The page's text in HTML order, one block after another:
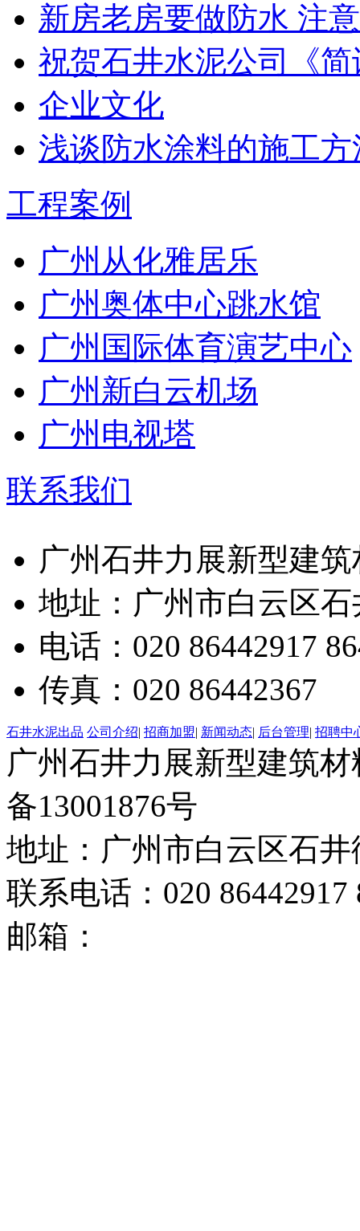
新房老房要做防水 注
祝贺石井水泥公司《
企业文化
浅谈防水涂料的施工
工程案例
广州从化雅居乐
广州奥体中心跳水馆
广州国际体育演艺中心
广州新白云机场
广州电视塔
联系我们
广州石井力展新型建
地址：广州市白云区
电话：020 86442917
传真：020 86442367
石井水泥出品 公司介绍| 招商加盟| 新闻动态| 后台管理| 招聘中
广州石井力展新型建筑
备13001876号
地址：广州市白云区石井
联系电话：020 86442917
邮箱：